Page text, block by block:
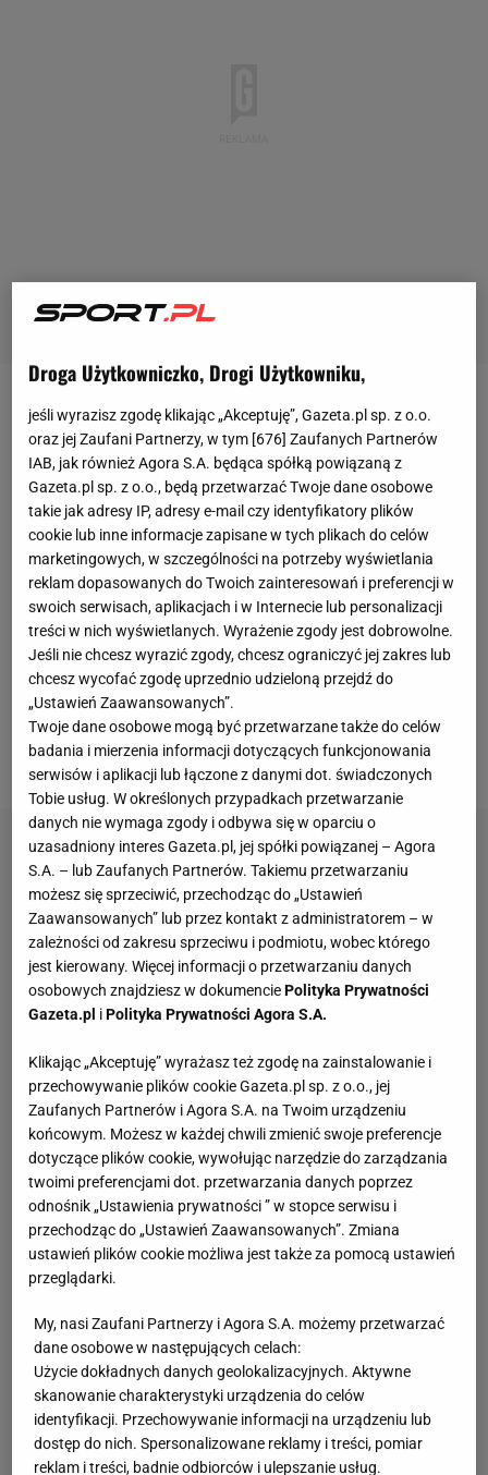
Ajax Amsterdam bardzo rozczarowywał pod wodzą
Alfreda Schreudera, o czym świadczy seria siedmiu
meczów bez wygranej w Eredivisie, co zdarzyło się
pierwszy raz od 1965 roku. Z tego względu Ajax
zajmuje czwarte miejsce z 37 punktami i traci pięć
punktów do prowadzącego Feyenoordu Rotterdam.
Pojawia się zatem realne zagrożenie, że Ajax
Amsterdam może nie zagrać wLidze Mistrzóww
przyszłym sezonie. Media w gronie następców
Schreudera wymieniały m.in. Marcelo Bielsę, Louisa
van Gaala czy Zlatko Dalicia. Finalny wybór padł na
zupełnie innego trenera.
Droga Użytkowniczko, Drogi Użytkowniku,
jeśli wyrazisz zgodę klikając „Akceptuję”, Gazeta.pl sp. z o.o.
oraz jej Zaufani Partnerzy, w tym [676] Zaufanych Partnerów
IAB, jak również Agora S.A. będąca spółką powiązaną z
Gazeta.pl sp. z o.o., będą przetwarzać Twoje dane osobowe
takie jak adresy IP, adresy e-mail czy identyfikatory plików
cookie lub inne informacje zapisane w tych plikach do celów
marketingowych, w szczególności na potrzeby wyświetlania
reklam dopasowanych do Twoich zainteresowań i preferencji w
swoich serwisach, aplikacjach i w Internecie lub personalizacji
treści w nich wyświetlanych. Wyrażenie zgody jest dobrowolne.
Jeśli nie chcesz wyrazić zgody, chcesz ograniczyć jej zakres lub
chcesz wycofać zgodę uprzednio udzieloną przejdź do
„Ustawień Zaawansowanych”.
Twoje dane osobowe mogą być przetwarzane także do celów
badania i mierzenia informacji dotyczących funkcjonowania
serwisów i aplikacji lub łączone z danymi dot. świadczonych
Tobie usług. W określonych przypadkach przetwarzanie
danych nie wymaga zgody i odbywa się w oparciu o
uzasadniony interes Gazeta.pl, jej spółki powiązanej – Agora
S.A. – lub Zaufanych Partnerów. Takiemu przetwarzaniu
możesz się sprzeciwić, przechodząc do „Ustawień
Zaawansowanych” lub przez kontakt z administratorem – w
zależności od zakresu sprzeciwu i podmiotu, wobec którego
jest kierowany. Więcej informacji o przetwarzaniu danych
osobowych znajdziesz w dokumenciePolityka Prywatności
Gazeta.pl iPolityka Prywatności Agora S.A.
Klikając „Akceptuję” wyrażasz też zgodę na zainstalowanie i
przechowywanie plików cookie Gazeta.pl sp. z o.o., jej
Zaufanych Partnerów i Agora S.A. na Twoim urządzeniu
końcowym. Możesz w każdej chwili zmienić swoje preferencje
dotyczące plików cookie, wywołując narzędzie do zarządzania
twoimi preferencjami dot. przetwarzania danych poprzez
odnośnik „Ustawienia prywatności ” w stopce serwisu i
przechodząc do „Ustawień Zaawansowanych”. Zmiana
ustawień plików cookie możliwa jest także za pomocą ustawień
przeglądarki.
My, nasi Zaufani Partnerzy i Agora S.A. możemy przetwarzać
dane osobowe w następujących celach:
Użycie dokładnych danych geolokalizacyjnych. Aktywne
skanowanie charakterystyki urządzenia do celów
identyfikacji. Przechowywanie informacji na urządzeniu lub
dostęp do nich. Spersonalizowane reklamy i treści, pomiar
reklam i treści, badnie odbiorców i ulepszanie usług.